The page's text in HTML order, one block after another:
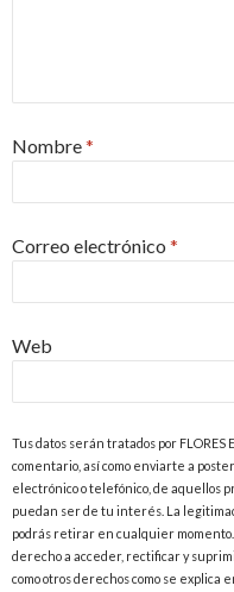
Nombre*
Correo electrónico *
Web
Tus datos serán tratados por FLORES
comentario, así como enviarte a
electrónico o telefónico, de aquellos
puedan ser de tu interés. La
podrás retirar en cualquier
derecho a acceder, rectificar y
como otros derechos como se explica